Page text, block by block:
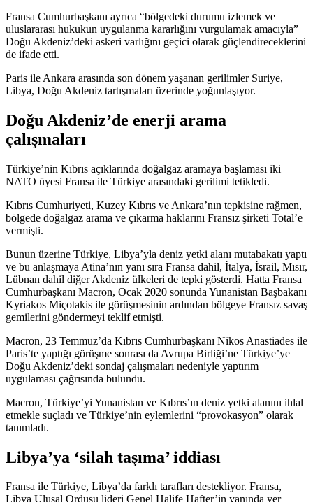
Fransa Cumhurbaşkanı ayrıca “bölgedeki durumu izlemek ve
uluslararası hukukun uygulanma kararlığını vurgulamak amacıyla”
Doğu Akdeniz’deki askeri varlığını geçici olarak güçlendireceklerini
de ifade etti.
Paris ile Ankara arasında son dönem yaşanan gerilimler Suriye,
Libya, Doğu Akdeniz tartışmaları üzerinde yoğunlaşıyor.
Doğu Akdeniz’de enerji arama
çalışmaları
Türkiye’nin Kıbrıs açıklarında doğalgaz aramaya başlaması iki
NATO üyesi Fransa ile Türkiye arasındaki gerilimi tetikledi.
Kıbrıs Cumhuriyeti, Kuzey Kıbrıs ve Ankara’nın tepkisine rağmen,
bölgede doğalgaz arama ve çıkarma haklarını Fransız şirketi Total’e
vermişti.
Bunun üzerine Türkiye, Libya’yla deniz yetki alanı mutabakatı yaptı
ve bu anlaşmaya Atina’nın yanı sıra Fransa dahil, İtalya, İsrail, Mısır,
Lübnan dahil diğer Akdeniz ülkeleri de tepki gösterdi. Hatta Fransa
Cumhurbaşkanı Macron, Ocak 2020 sonunda Yunanistan Başbakanı
Kyriakos Miçotakis ile görüşmesinin ardından bölgeye Fransız savaş
gemilerini göndermeyi teklif etmişti.
Macron, 23 Temmuz’da Kıbrıs Cumhurbaşkanı Nikos Anastiades ile
Paris’te yaptığı görüşme sonrası da Avrupa Birliği’ne Türkiye’ye
Doğu Akdeniz’deki sondaj çalışmaları nedeniyle yaptırım
uygulaması çağrısında bulundu.
Macron, Türkiye’yi Yunanistan ve Kıbrıs’ın deniz yetki alanını ihlal
etmekle suçladı ve Türkiye’nin eylemlerini “provokasyon” olarak
tanımladı.
Libya’ya ‘silah taşıma’ iddiası
Fransa ile Türkiye, Libya’da farklı tarafları destekliyor. Fransa,
Libya Ulusal Ordusu lideri Genel Halife Hafter’in yanında yer